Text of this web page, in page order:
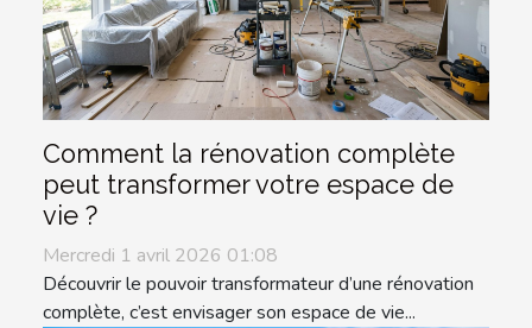
Comment la rénovation complète
peut transformer votre espace de
vie ?
Mercredi 1 avril 2026 01:08
Découvrir le pouvoir transformateur d’une rénovation
complète, c’est envisager son espace de vie...